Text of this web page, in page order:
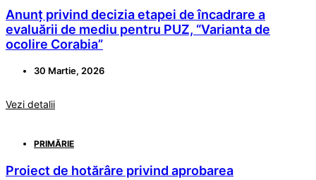
Anunț privind decizia etapei de încadrare a
evaluării de mediu pentru PUZ, “Varianta de
ocolire Corabia”
30 Martie, 2026
Vezi detalii
PRIMĂRIE
Proiect de hotărâre privind aprobarea